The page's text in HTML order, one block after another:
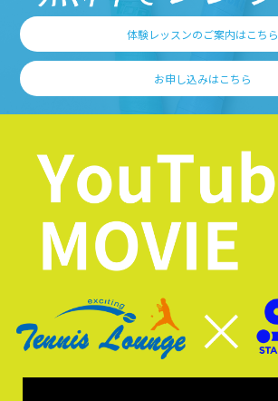
体験レッスンのご案内はこちら
お申し込みはこちら